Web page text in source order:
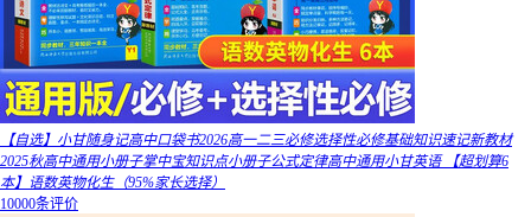
【自选】小甘随身记高中口袋书2026高一二三必修选择性必修基础知识速记新教材
2025秋高中通用小册子掌中宝知识点小册子公式定律高中通用小甘英语 【超划算6
本】语数英物化生（95%家长选择）
10000条评价